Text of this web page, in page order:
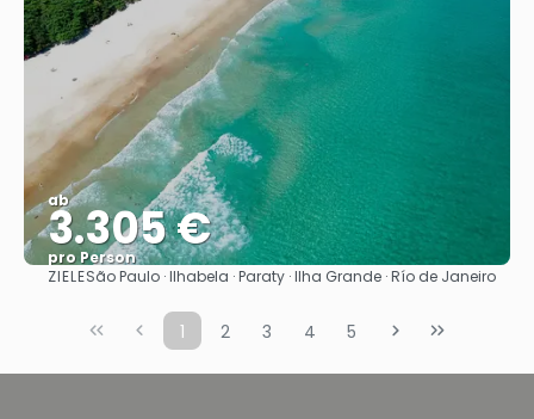
ab
3.305 €
pro Person
Sehen
ZIELESão Paulo · Ilhabela · Paraty · Ilha Grande · Río de Janeiro
1 2 3 4 5